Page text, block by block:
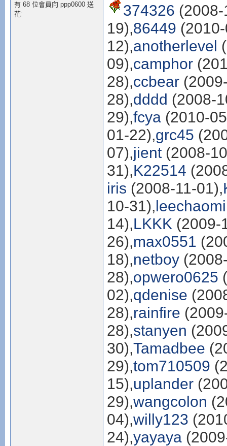
有 68 位會員向 ppp0600 送
花:
374326
19),86449
12),anotherlevel
09),camphor
28),ccbear
28),dddd (2008-
29),fcya(2010-
01-22),grc45
07),jient(2008-
31),K22514
iris (2008-11-01),
10-31),
14),LKKK (2009-
26),max0551
18),netboy
28),opwero0625
02),qdenise
28),rainfire
28),stanyen
30),Tamadbee
29),tom710509
15),uplander
29),wangcolon
04),willy123
24),yayaya